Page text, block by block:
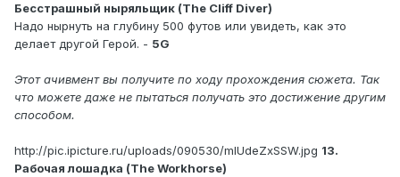
Бесстрашный ныряльщик (The Cliff Diver)
Надо нырнуть на глубину 500 футов или увидеть, как это
делает другой Герой. - 5G
Этот ачивмент вы получите по ходу прохождения сюжета. Так
что можете даже не пытаться получать это достижение другим
способом.
http://pic.ipicture.ru/uploads/090530/mIUdeZxSSW.jpg 13.
Рабочая лошадка (The Workhorse)